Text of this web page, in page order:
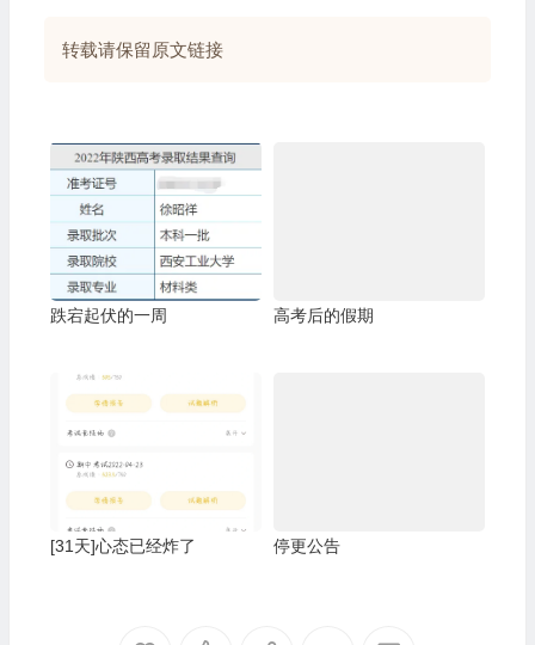
转载请保留原文链接
跌宕起伏的一周 高考后的假期
[31天]心态已经炸了 停更公告